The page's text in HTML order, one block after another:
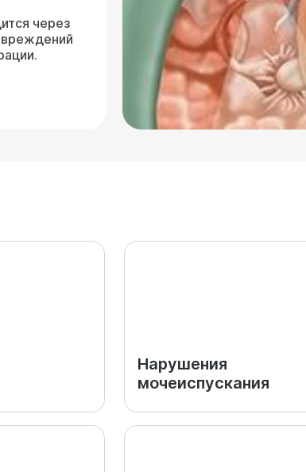
через
Нарушения
мочеиспускания